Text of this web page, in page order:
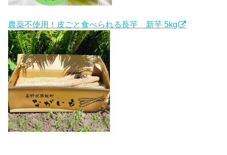
農薬不使用！皮ごと食べられる長芋 新芋 5kg